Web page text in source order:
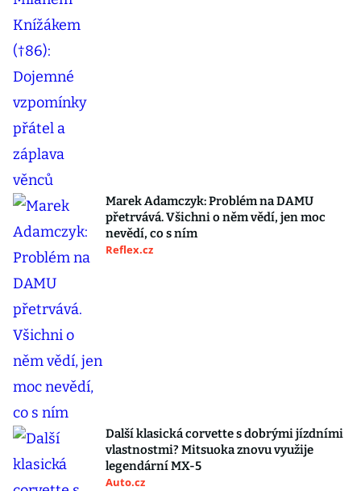
Marek Adamczyk: Problém na DAMU
přetrvává. Všichni o něm vědí, jen moc
nevědí, co s ním
Reflex.cz
Další klasická corvette s dobrými jízdními
vlastnostmi? Mitsuoka znovu využije
legendární MX-5
Auto.cz